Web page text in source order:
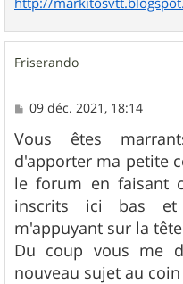
Friserando
M
s
s
a
g
e
09 déc. 2021, 18:14
Vous êtes
d'apporter ma petite
le forum en faisant
inscrits ici bas et
m'appuyant sur la tête
Du coup vous me
nouveau sujet au